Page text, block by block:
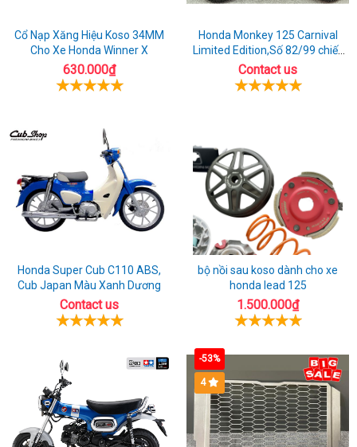
Cổ Nạp Xăng Hiệu Koso 34MM
Cho Xe Honda Winner X
630.000₫
Honda Monkey 125 Carnival
Limited Edition,Số 82/99 chiếc
toàn cầu
Contact us
Honda Super Cub C110 ABS,
Cub Japan Màu Xanh Dương
Contact us
bộ nồi sau koso dành cho xe
honda lead 125
1.500.000₫
-53%
4